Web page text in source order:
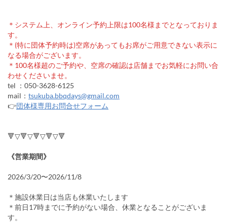
＊システム上、オンライン予約上限は100名様までとなっておりま
す。
＊(特に団体予約時は)空席があってもお席がご用意できない表示に
なる場合がございます。
＊100名様超のご予約や、空席の確認は店舗までお気軽にお問い合
わせくださいませ。
tel ：050-3628-6125
mail： tsukuba.bbqdays@gmail.com
👉団体様専用お問合せフォーム
🔻▽🔻▽🔻▽🔻▽🔻
《営業期間》
2026/3/20〜2026/11/8
＊施設休業日は当店も休業いたします
＊前日17時までに予約がない場合、休業となることがございま
す。